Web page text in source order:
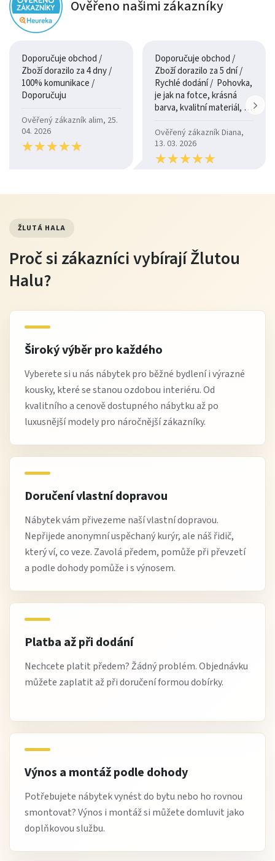
Ověřeno našimi zákazníky
Doporučuje obchod /
Zboží dorazilo za 4 dny /
100% komunikace /
Doporučuju
Ověřený zákazník alim, 25.
04. 2026
★★★★★
★★★★★
Doporučuje obchod /
Zboží dorazilo za 5 dní /
Rychlé dodání / Pohovka,
je jak na fotce, krásná
barva, kvalitní materiál, a
Ověřený zákazník Diana,
13. 03. 2026
★★★★★
★★★★★
ŽLUTÁ HALA
Proč si zákazníci vybírají Žlutou
Halu?
Široký výběr pro každého
Vyberete si u nás nábytek pro běžné bydlení i výrazné
kousky, které se stanou ozdobou interiéru. Od
kvalitního a cenově dostupného nábytku až po
luxusnější modely pro náročnější zákazníky.
Doručení vlastní dopravou
Nábytek vám přivezeme naší vlastní dopravou.
Nepřijede anonymní uspěchaný kurýr, ale náš řidič,
který ví, co veze. Zavolá předem, pomůže při převzetí
a podle dohody pomůže i s výnosem.
Platba až při dodání
Nechcete platit předem? Žádný problém. Objednávku
můžete zaplatit až při doručení formou dobírky.
Výnos a montáž podle dohody
Potřebujete nábytek vynést do bytu nebo ho rovnou
smontovat? Výnos i montáž si můžete domluvit jako
doplňkovou službu.